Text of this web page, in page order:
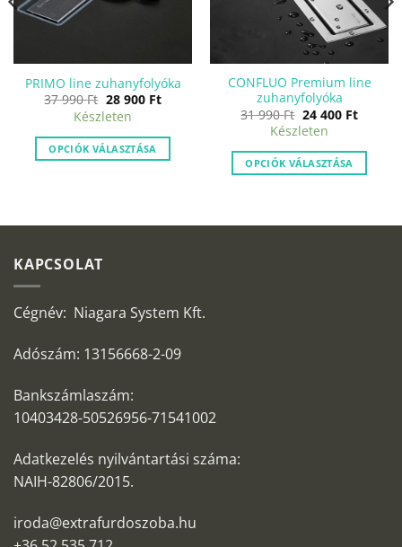
PRIMO line zuhanyfolyóka
37 990Ft Original
price
was:
37
990 Ft.
28 900 FtCurrent
price
28
Készleten
OPCIÓK VÁLASZTÁSA
CONFLUO Premium line
zuhanyfolyóka
31 990Ft Original
price
was:
31
990 Ft.
24 400 Ft
price
24
Készleten
OPCIÓK VÁLASZTÁSA
KAPCSOLAT
Cégnév: Niagara System Kft.
Adószám: 13156668-2-09
Bankszámlaszám:
10403428-50526956-71541002
Adatkezelés nyilvántartási száma:
NAIH-82806/2015.
iroda@extrafurdoszoba.hu